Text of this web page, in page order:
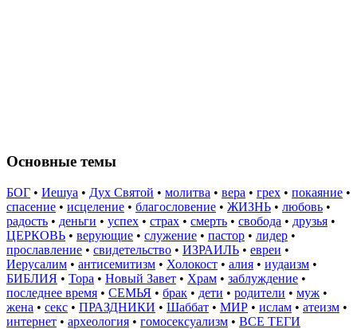
Основные темы
БОГ • Иешуа • Дух Святой • молитва • вера • грех • покаяние •
спасение • исцеление • благословение • ЖИЗНЬ • любовь •
радость • деньги • успех • страх • смерть • свобода • друзья •
ЦЕРКОВЬ • верующие • служение • пастор • лидер •
прославление • свидетельство • ИЗРАИЛЬ • евреи •
Иерусалим • антисемитизм • Холокост • алия • иудаизм •
БИБЛИЯ • Тора • Новый Завет • Храм • заблуждение •
последнее время • СЕМЬЯ • брак • дети • родители • муж •
жена • секс • ПРАЗДНИКИ • Шаббат • МИР • ислам • атеизм •
интернет • археология • гомосексуализм • ВСЕ ТЕГИ